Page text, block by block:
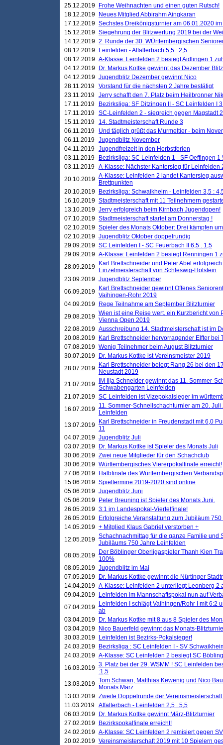
25.12.2019
Frohe Weihnachten und einen guten Rutsch!
18.12.2019
Neues Mitglied Abbirahm Aingkaran
17.12.2019 Sechstes Dreikönigsturnier am 06.01.2020
15.12.2019 Siegehrung der Blitzwertung 2019 bei der
14.12.2019 2. Runde der 30. WÜrttembergischen
08.12.2019
Leinfelden - Affalterbach 5,5 : 2,5
08.12.2019 A-Klasse: Leinfelden 2 besiegt Aidlingen 1
04.12.2019
Dr. Markus Kottke gewinnt das Dezember
04.12.2019 Jugendblitz Dezember gewinnt Nico
28.11.2019 Vorstand für die nächsten 2 Jahre bestätigt
23.11.2019 Jerry schafft den 7. Platz beim Heilbronner
17.11.2019
Bezirksliga: SF Ditzingen II - SC Leinfelden I
17.11.2019 SC-Leinfelden 2 - siegreich gegen Magstadt 2
15.11.2019
14. Stadtmeisterschaft Runde 3
06.11.2019
Und täglich grüßt das Murmeltier - beim
06.11.2019 Jugendblitz November
04.11.2019 Jugendfreizeit in den Herbstferien
03.11.2019
Bezirksliga: SC Leinfelden 1 - SF Oeffingen 1
03.11.2019 A-Klasse: Nächster Kantersieg für Leinfelden
20.10.2019 A-Klasse: Leinfelden 2 landet Kantersieg
Brettpunkten
20.10.2019
Bezirksliga: Schwaikheim - Leinfelden 3,5 :
16.10.2019 Stadtmeisterschaft mit 11 Teilnehmern
13.10.2019 Jerry erfolgreich beim Kirnbach Jugendopen!
07.10.2019 Stadtmeisterschaft startet am Donnerstag !
02.10.2019 Spieler des Monats Oktober: Drei kämpfen
02.10.2019 Jugendblitz Oktober doppelrundig
29.09.2019 SC Leinfelden I - SC Feuerbach II 6,5 . 1,5
29.09.2019 A-Klasse: Leinfelden 2 besiegt Renningen 1
28.09.2019
Karl Brettschneider und Peter Abel
Einzelmeisterschaft von Schleswig-Holstein
23.09.2019 Jugendblitz September
06.09.2019
Karl Brettschneider gewinnt Offenes
Vaihingen-Rohr 2019
04.09.2019
Rege Teilnahme am September Blitzturnier
29.08.2019 Wien ist eine Reise wert, ein Kurzbericht von
Vienna Open 2019
22.08.2019 Ausschreibung 14. Stadtmeisterschaft ist im
20.08.2019
Karl Brettschneider hervorragender Elfter bei
07.08.2019 Wenig Teilnehmer beim August Blitzturnier
30.07.2019
Dr. Markus Kottke ist Vereinsmeister 2019
28.07.2019
Karl Brettschneider belegt Rang 26 bei den
Neustadt 2019
21.07.2019
IM Ilja Schneider gewinnt das 11. Sommer-
Schwabengarten Leinfelden
21.07.2019 SC Leinfelden ist Vizepokalsieger im
16.07.2019 11. Sommer-Schnellschachturnier am 20.
Leinfelden
13.07.2019
Karl Brettschneider in Freudenstadt mit 6,0
11
04.07.2019 Jugendblitz Juli
03.07.2019
Dr. Markus Kottke ist Spieler des Monats Juli
30.06.2019 Zwei neue Mitglieder für den Schachclub
30.06.2019 Württembergisches Viererpokalfinale erreicht!
27.06.2019
Halbfinale des Württembergischen
15.06.2019 Spieltermine 2019-2020 sind online
05.06.2019 Jugendblitz Juni
05.06.2019
Peter Breuning ist Spieler des Monats Juni.
26.05.2019 3:1 im Landespokal-Viertelfinale!
26.05.2019
Erfolgreiche Veranstaltung zum Jubiläum
14.05.2019 + Mitglied Klaus Gabriel verstorben +
12.05.2019 Schachnachmittag für die ganze Familie und
Jubiläums 750 Jahre Leinfelden
08.05.2019
Der Böblinger Oberligaspieler Thanh Kien
100%
08.05.2019 Jugendblitz im Mai
07.05.2019
Dr. Markus Kottke gewinnt die Nürtinger
14.04.2019 A-Klasse: Leinfelden 2 unterliegt Leonberg 2
09.04.2019
Leinfelden im Mannschaftspokal nun auf
07.04.2019
Leinfelden I schlägt Vaihingen/Rohr I mit 6:2
ab
03.04.2019
Dr. Markus Kottke mit 8 aus 8 Spieler des
03.04.2019
Nico Bauerfeld gewinnt das Monats-
30.03.2019
Leinfelden ist Bezirks-Pokalsieger!
24.03.2019
Bezirksliga : SC Leinfelden I - SV
24.03.2019 A-Klasse: SC Leinfelden 2 besiegt SC
16.03.2019 3. Platz bei der 29. WSMM ! SC Leinfelden
:1,5
13.03.2019 Tom Schwan, Matthias Kewenig und Nico
Monats März
13.03.2019 Zweite Doppelrunde der
11.03.2019 Affalterbach - Leinfelden 2,5 . 5,5
06.03.2019
Dr. Markus Kottke gewinnt März-Blitzturnier
27.02.2019
Bezirkspokalfinale erreicht!
24.02.2019 A-Klasse: SC Leinfelden 2 remisiert gegen
20.02.2019 Vereinsmeisterschaft 2019 mit 10 Spielern